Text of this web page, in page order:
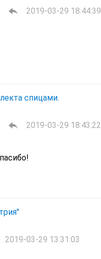
2019-03-29 18:44:39
спицами.
2019-03-29 18:43:22
2019-03-29 13:31:03